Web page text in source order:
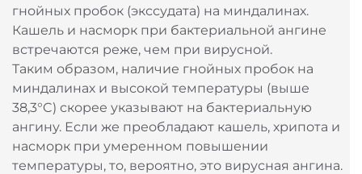
гнойных пробок (экссудата) на миндалинах.
Кашель и насморк при бактериальной ангине
встречаются реже, чем при вирусной.
Таким образом, наличие гнойных пробок на
миндалинах и высокой температуры (выше
38,3°C) скорее указывают на бактериальную
ангину. Если же преобладают кашель, хрипота и
насморк при умеренном повышении
температуры, то, вероятно, это вирусная ангина.